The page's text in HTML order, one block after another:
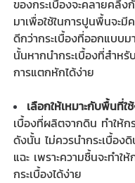
ของกระเบื้องจะคลายคลึ
มาเพื่อใช้ในการปูนพื้นจะ
ดีกว่ากระเบื้องที่ออกแบบ
นั้นหากนำกระเบื้องที่สำห
การแตกหักได้ง่าย
เลือกให้เหมาะกับพื้นที่ใ
เบื้องที่ผลิตจากดิน ทำให้
ดังนั้น ไม่ควรนำกระเบื้อง
แฉะ เพราะความชื้นจะทำ
กระเบื้องได้ง่าย